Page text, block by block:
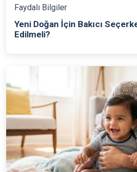
Faydalı Bilgiler
Yeni Doğan İçin Bakıcı
Edilmeli?